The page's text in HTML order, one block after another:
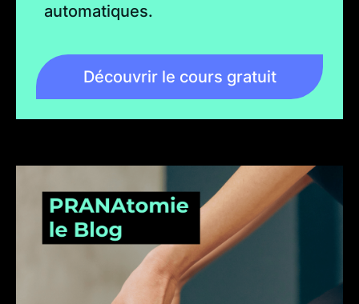
automatiques.
Découvrir le cours gratuit